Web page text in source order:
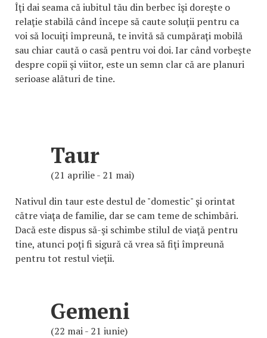
Îţi dai seama că iubitul tău din berbec îşi doreşte o
relaţie stabilă când începe să caute soluţii pentru ca
voi să locuiţi împreună, te invită să cumpăraţi mobilă
sau chiar caută o casă pentru voi doi. Iar când vorbeşte
despre copii şi viitor, este un semn clar că are planuri
serioase alături de tine.
Taur
(21 aprilie - 21 mai)
Nativul din taur este destul de "domestic" şi orintat
către viaţa de familie, dar se cam teme de schimbări.
Dacă este dispus să-şi schimbe stilul de viaţă pentru
tine, atunci poţi fi sigură că vrea să fiţi împreună
pentru tot restul vieţii.
Gemeni
(22 mai - 21 iunie)